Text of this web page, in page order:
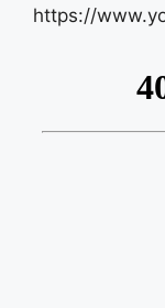
https://